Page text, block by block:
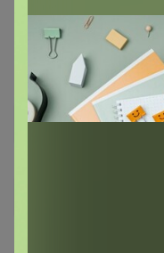
Регистрация